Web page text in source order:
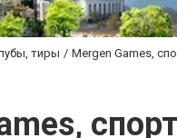
тиры Mergen Games,